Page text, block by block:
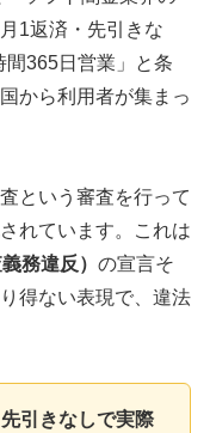
1返済・先引きな
間365日営業」と条
から利用者が集まっ
という審査を行って
れています。これは
務違反） の宣言そ
得ない表現で、違法
引きなしで実際